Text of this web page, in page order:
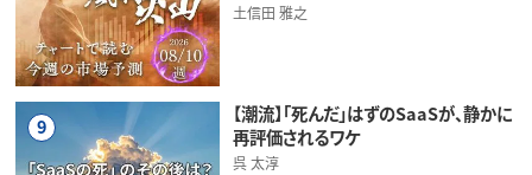
土信田 雅之
9
【潮流】「死んだ」はずのSaaSが、静かに
再評価されるワケ
呉 太淳